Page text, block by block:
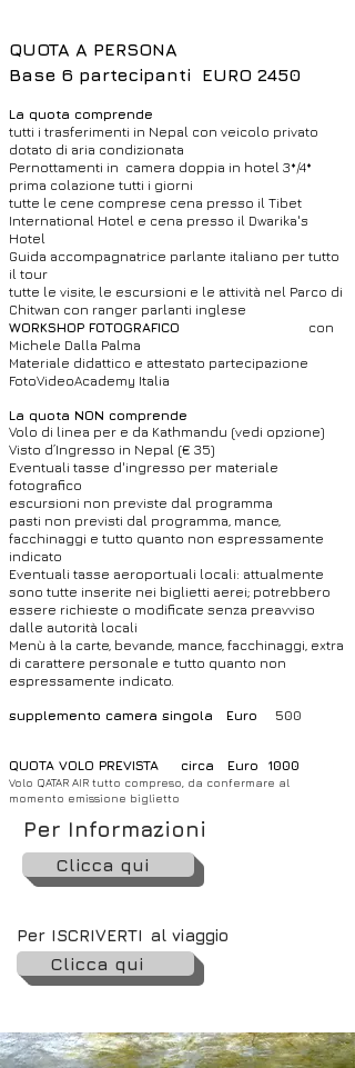
QUOTA A PERSONA
Base 6 partecipanti EURO 2450
La quota comprende
tutti i trasferimenti in Nepal con veicolo privato
dotato di aria condizionata
Pernottamenti in camera doppia in hotel 3*/4*
prima colazione tutti i giorni
tutte le cene comprese cena presso il Tibet
International Hotel e cena presso il Dwarika's
Hotel
Guida accompagnatrice parlante italiano per tutto
il tour
tutte le visite, le escursioni e le attività nel Parco di
Chitwan con ranger parlanti inglese
WORKSHOP FOTOGRAFICO
con
Michele Dalla Palma
Materiale didattico e attestato partecipazione
FotoVideoAcademy Italia
La quota NON comprende
Volo di linea per e da Kathmandu (vedi opzione)
Visto d’Ingresso in Nepal (€ 35)
Eventuali tasse d'ingresso per materiale
fotografico
escursioni non previste dal programma
pasti non previsti dal programma, mance,
facchinaggi e tutto quanto non espressamente
indicato
Eventuali tasse aeroportuali locali: attualmente
sono tutte inserite nei biglietti aerei; potrebbero
essere richieste o modificate senza preavviso
dalle autorità locali
Menù à la carte, bevande, mance, facchinaggi, extra
di carattere personale e tutto quanto non
espressamente indicato.
supplemento camera singola Euro 500
QUOTA VOLO PREVISTA circa Euro 1000
Volo QATAR AIR tutto compreso, da confermare al
momento emissione biglietto
Per Informazioni
Clicca qui
Per ISCRIVERTI al viaggio
Clicca qui